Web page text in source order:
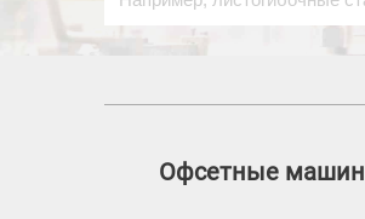
Офсетные